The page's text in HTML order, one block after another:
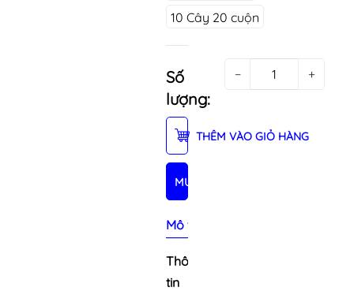
10 Cây 20 cuộn
Số
lượng:
− +
THÊM VÀO GIỎ HÀNG
MUA NGAY
Mô tả sản phẩm
Thông
tin